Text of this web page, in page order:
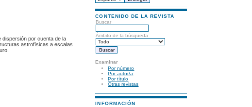
CONTENIDO DE LA REVISTA
Buscar
Ámbito de la búsqueda
Examinar
Por número
Por autor/a
Por título
Otras revistas
INFORMACIÓN
dispersión por cuenta de la
astrofísicas a escalas